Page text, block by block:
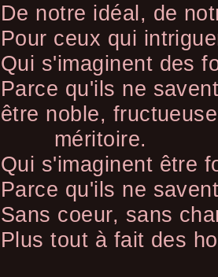
De notre idéal, de
Pour ceux qui
Qui s'imaginent des
Parce qu'ils ne
être noble,
méritoire.
Qui s'imaginent être
Parce qu'ils ne
Sans coeur, sans
Plus tout à fait des